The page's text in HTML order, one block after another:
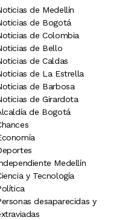
de Medellín
de Bogotá
de Colombia
de Bello
de Caldas
de La Estrella
de Barbosa
de Girardota
de Bogotá
Medellín
y Tecnología
desaparecidas y